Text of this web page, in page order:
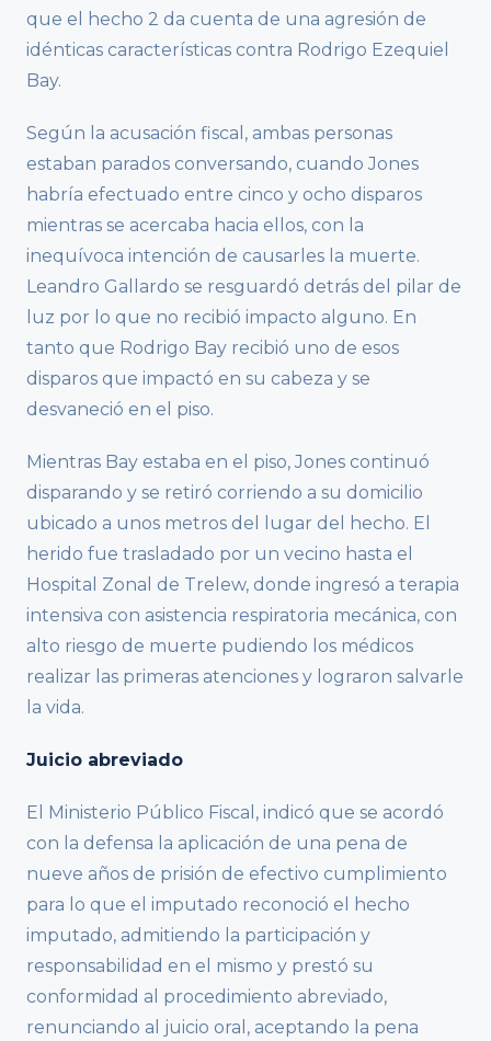
que el hecho 2 da cuenta de una agresión de
idénticas características contra Rodrigo Ezequiel
Bay.
Según la acusación fiscal, ambas personas
estaban parados conversando, cuando Jones
habría efectuado entre cinco y ocho disparos
mientras se acercaba hacia ellos, con la
inequívoca intención de causarles la muerte.
Leandro Gallardo se resguardó detrás del pilar de
luz por lo que no recibió impacto alguno. En
tanto que Rodrigo Bay recibió uno de esos
disparos que impactó en su cabeza y se
desvaneció en el piso.
Mientras Bay estaba en el piso, Jones continuó
disparando y se retiró corriendo a su domicilio
ubicado a unos metros del lugar del hecho. El
herido fue trasladado por un vecino hasta el
Hospital Zonal de Trelew, donde ingresó a terapia
intensiva con asistencia respiratoria mecánica, con
alto riesgo de muerte pudiendo los médicos
realizar las primeras atenciones y lograron salvarle
la vida.
Juicio abreviado
El Ministerio Público Fiscal, indicó que se acordó
con la defensa la aplicación de una pena de
nueve años de prisión de efectivo cumplimiento
para lo que el imputado reconoció el hecho
imputado, admitiendo la participación y
responsabilidad en el mismo y prestó su
conformidad al procedimiento abreviado,
renunciando al juicio oral, aceptando la pena